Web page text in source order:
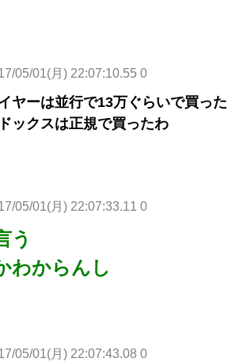
05/01(月) 22:07:10.55 0
ヤーは並行で13万ぐらいで買った
ックスは正規で買ったわ
05/01(月) 22:07:33.11 0
う
わからんし
05/01(月) 22:07:43.08 0